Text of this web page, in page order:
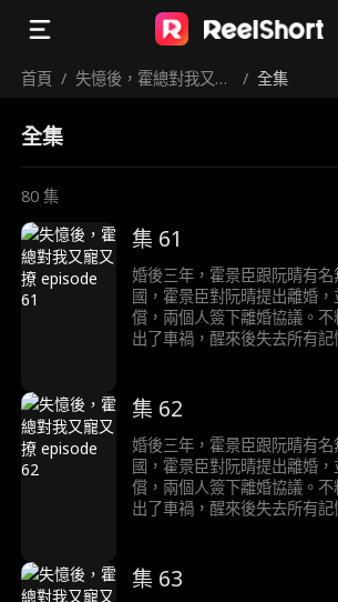
首頁 / 失憶後，霍總對我又寵
/ 全集
全集
80 集
集 61
婚後三年，霍景臣跟阮晴有
國，霍景臣對阮晴提出離婚
償，兩個人簽下離婚協議。
出了車禍，醒來後失去所有記
行人都送進了監獄後，徹底說
集 62
婚後三年，霍景臣跟阮晴有
國，霍景臣對阮晴提出離婚
償，兩個人簽下離婚協議。
出了車禍，醒來後失去所有記
行人都送進了監獄後，徹底說
集 63